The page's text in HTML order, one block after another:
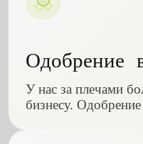
Одобрение
У нас за плечами
бизнесу.